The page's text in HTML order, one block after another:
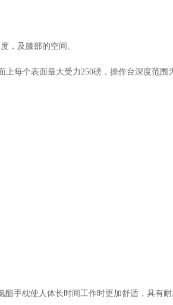
，及膝部的空间。
上每个表面最大受力250磅， 操作台深度范围
酯手枕使人体长时间工作时更加舒适，具有耐